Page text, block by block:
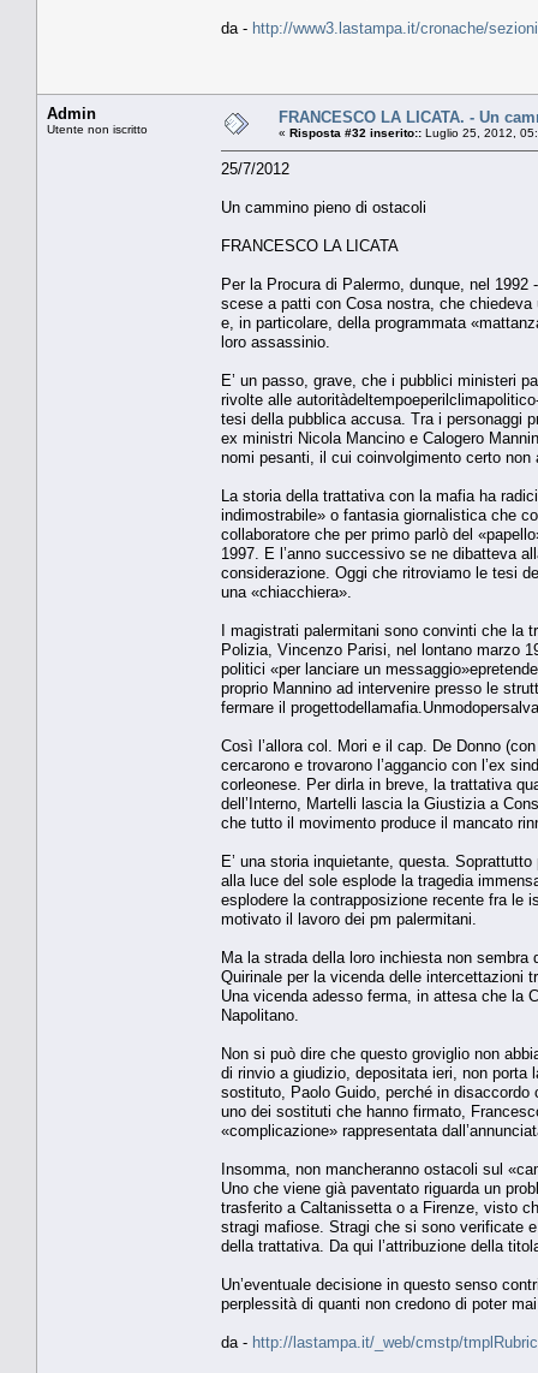
da - http://www3.lastampa.it/cronache/
Admin
Utente non iscritto
FRANCESCO LA LICATA. - Un
« Risposta #32 inserito:: Luglio 25, 2012,
25/7/2012
Un cammino pieno di ostacoli
FRANCESCO LA LICATA
Per la Procura di Palermo, dunque, nel
scese a patti con Cosa nostra, che
e, in particolare, della programmata
loro assassinio.
E’ un passo, grave, che i pubblici ministeri
rivolte alle
tesi della pubblica accusa. Tra i personaggi
ex ministri Nicola Mancino e Calogero
nomi pesanti, il cui coinvolgimento certo
La storia della trattativa con la mafia ha
indimostrabile» o fantasia giornalistica che
collaboratore che per primo parlò del
1997. E l’anno successivo se ne dibatteva
considerazione. Oggi che ritroviamo le tesi
una «chiacchiera».
I magistrati palermitani sono convinti che la
Polizia, Vincenzo Parisi, nel lontano marzo
politici «per lanciare un
proprio Mannino ad intervenire presso le
fermare il
Così l’allora col. Mori e il cap. De Donno
cercarono e trovarono l’aggancio con l’ex
corleonese. Per dirla in breve, la trattativa
dell’Interno, Martelli lascia la Giustizia a
che tutto il movimento produce il mancato
E’ una storia inquietante, questa.
alla luce del sole esplode la tragedia
esplodere la contrapposizione recente fra le
motivato il lavoro dei pm palermitani.
Ma la strada della loro inchiesta non
Quirinale per la vicenda delle intercettazioni
Una vicenda adesso ferma, in attesa che la
Napolitano.
Non si può dire che questo groviglio non
di rinvio a giudizio, depositata ieri, non porta
sostituto, Paolo Guido, perché in
uno dei sostituti che hanno firmato,
«complicazione» rappresentata
Insomma, non mancheranno ostacoli sul
Uno che viene già paventato riguarda un
trasferito a Caltanissetta o a Firenze, visto
stragi mafiose. Stragi che si sono verificate
della trattativa. Da qui l’attribuzione della
Un’eventuale decisione in questo senso
perplessità di quanti non credono di poter
da - http://lastampa.it/_web/cmstp/